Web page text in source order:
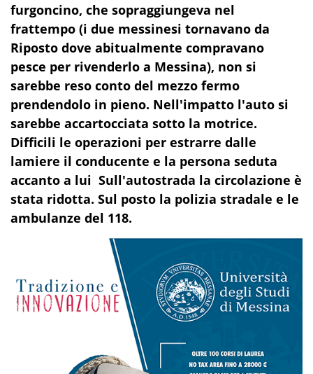
furgoncino, che sopraggiungeva nel
frattempo (i due messinesi tornavano da
Riposto dove abitualmente compravano
pesce per rivenderlo a Messina), non si
sarebbe reso conto del mezzo fermo
prendendolo in pieno. Nell'impatto l'auto si
sarebbe accartocciata sotto la motrice.
Difficili le operazioni per estrarre dalle
lamiere il conducente e la persona seduta
accanto a lui Sull'autostrada la circolazione è
stata ridotta. Sul posto la polizia stradale e le
ambulanze del 118.